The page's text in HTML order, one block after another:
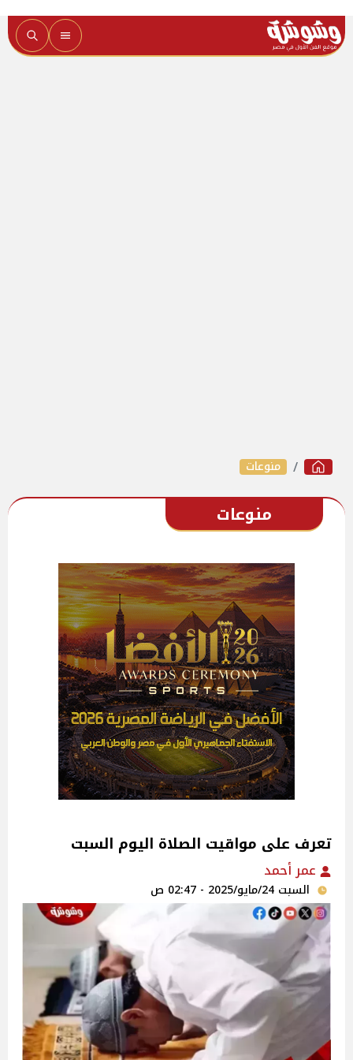
منوعات
منوعات
تعرف على مواقيت الصلاة اليوم السبت
عمر أحمد
السبت 24/مايو/2025 - 02:47 ص